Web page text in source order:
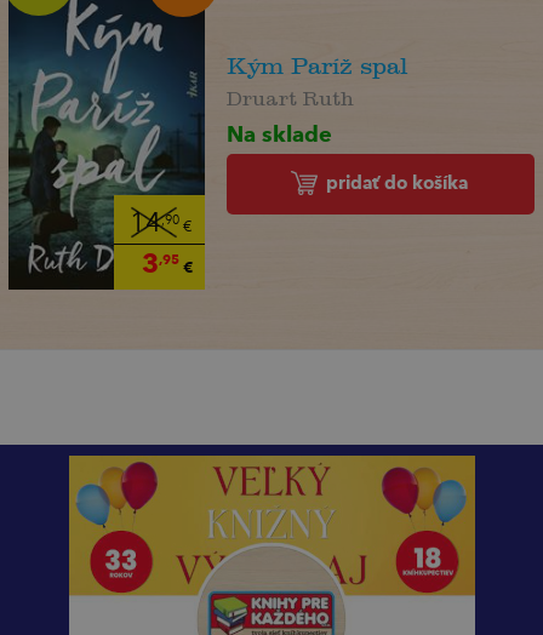
14,90€
3,95€
Kým Paríž spal
Druart Ruth
Na sklade
pridať do košíka